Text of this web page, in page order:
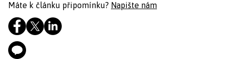
Máte k článku připomínku? Napište nám